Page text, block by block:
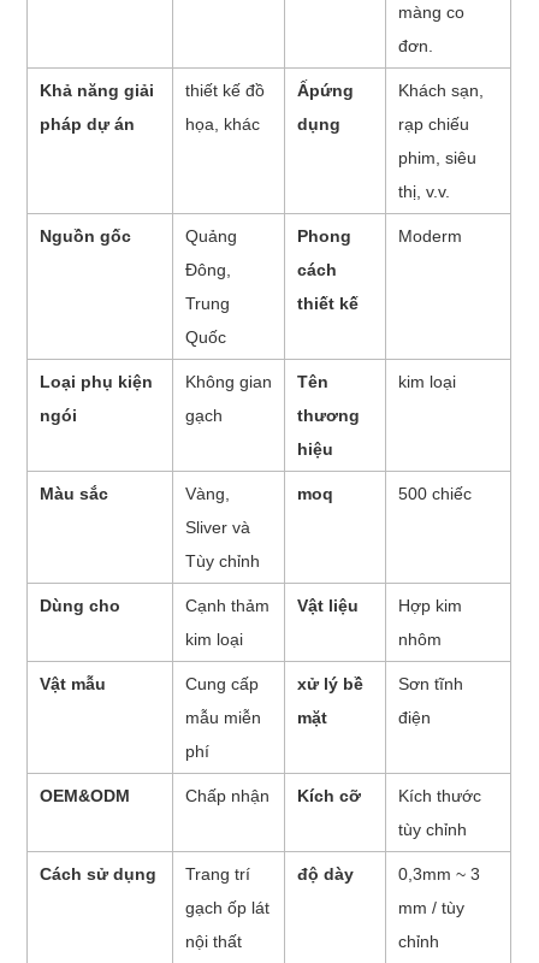
màng co
đơn.
Khả năng giải
pháp dự án
thiết kế đồ
họa, khác
Ấpứng
dụng
Khách sạn,
rạp chiếu
phim, siêu
thị, v.v.
Nguồn gốc
Quảng
Đông,
Trung
Quốc
Phong
cách
thiết kế
Moderm
Loại phụ kiện
ngói
Không gian
gạch
Tên
thương
hiệu
kim loại
Màu sắc
Vàng,
Sliver và
Tùy chỉnh
moq 500 chiếc
Dùng cho
Cạnh thảm
kim loại
Vật liệu
Hợp kim
nhôm
Vật mẫu
Cung cấp
mẫu miễn
phí
xử lý bề
mặt
Sơn tĩnh
điện
OEM&ODM Chấp nhận Kích cỡ
Kích thước
tùy chỉnh
Cách sử dụng
Trang trí
gạch ốp lát
nội thất
độ dày
0,3mm ~ 3
mm / tùy
chỉnh